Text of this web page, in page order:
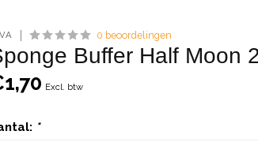
0 beoordelingen
Buffer Half Moon
Excl. btw
*